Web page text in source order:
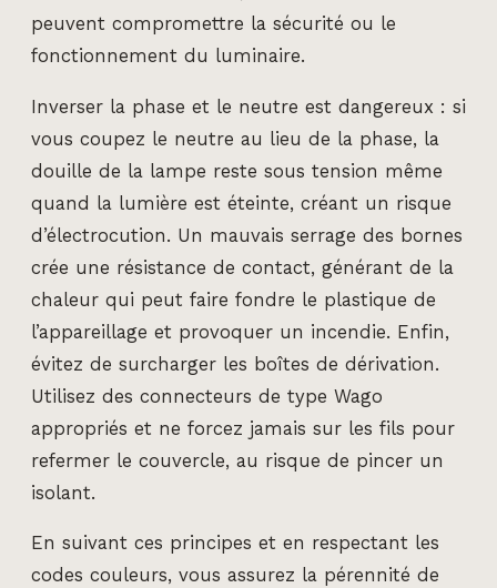
peuvent compromettre la sécurité ou le
fonctionnement du luminaire.
Inverser la phase et le neutre est dangereux : si
vous coupez le neutre au lieu de la phase, la
douille de la lampe reste sous tension même
quand la lumière est éteinte, créant un risque
d’électrocution. Un mauvais serrage des bornes
crée une résistance de contact, générant de la
chaleur qui peut faire fondre le plastique de
l’appareillage et provoquer un incendie. Enfin,
évitez de surcharger les boîtes de dérivation.
Utilisez des connecteurs de type Wago
appropriés et ne forcez jamais sur les fils pour
refermer le couvercle, au risque de pincer un
isolant.
En suivant ces principes et en respectant les
codes couleurs, vous assurez la pérennité de